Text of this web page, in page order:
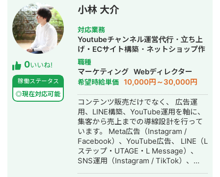
Web広告代理店で広告とSNS運用のデ
ィレクション 2021年：独立、株式会社
Untee設立 ーSNSを軸としたデジタ
ルマーケティング支援事業 ー自社
SNSメディアを活用したプロモーショ
ン事業 ーキッズ系ECブランドの運営
◆SNSを軸としたデジタルマーケティ
ング支援事業 ・大手インスタ運用会社
でマネージャー ・スタートアップ企業
2社のCMO経験 ・マーケティング支援
実績：50社 ・マーケティング責任者：
15社 ・上場企業のSNSコンサル：3社
一番バリューを発揮できるのは、
SNS×ECモール運用の領域で、 アフィ
リエイト運用で培った販売戦略や訴求
設計などを活用して、 CVにつながるプ
ラットフォームの最適化です。 多くの
クライアントで再現性高く売上・利益
0いいね!
稼働ステータス
◎現在対応可能
小林 大介
対応業務
Youtubeチャンネル運営代行・立ち上
げ・ECサイト構築・ネットショップ作
成代行・SNS運用代行・リスティング
広告運用代行・動画制作・動画編集・
AI活用
職種
マーケティング Webディレクター
希望時給単価 10,000円～30,000円
コンテンツ販売だけでなく、 広告運
用、LINE構築、YouTube運用を軸に、
集客から売上までの導線設計を行って
います。 Meta広告（Instagram /
Facebook）、YouTube広告、 LINE（L
ステップ・UTAGE・L Message）、
SNS運用（Instagram / TikTok）、